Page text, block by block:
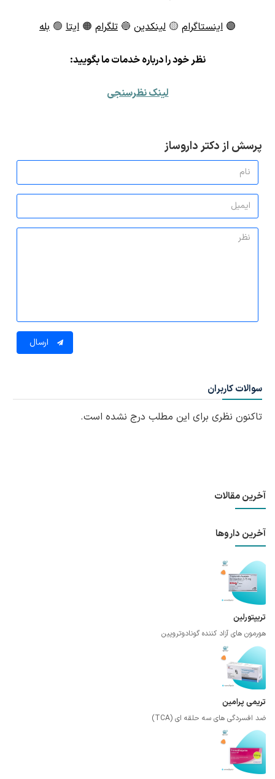
🟣 اینستاگرام 🟡 لینکدین 🔵 تلگرام 🟠 ایتا 🟢 بله
نظر خود را درباره خدمات ما بگویید:
لینک نظرسنجی
پرسش از دکتر داروساز
ارسال
سوالات کاربران
تاکنون نظری برای این مطلب درج نشده است.
آخرین مقالات
آخرین داروها
تریپتورلین
هورمون های آزاد کننده گونادوتروپین
تریمی پرامین
ضد افسردگی های سه حلقه ای (TCA)